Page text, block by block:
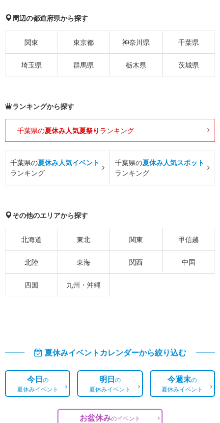
周辺の都道府県から探す
関東 東京都 神奈川県 千葉県
埼玉県 群馬県 栃木県 茨城県
ランキングから探す
千葉県の夏休み人気夏祭り ランキング
千葉県の夏休み人気イベント
ランキング
千葉県の夏休み人気スポット
ランキング
その他のエリアから探す
北海道 東北 関東 甲信越
北陸 東海 関西 中国
四国 九州・沖縄
夏休みイベントカレンダーから絞り込む
今日の
夏休みイベント
明日の
夏休みイベント
今週末の
夏休みイベント
お盆休みのイベント